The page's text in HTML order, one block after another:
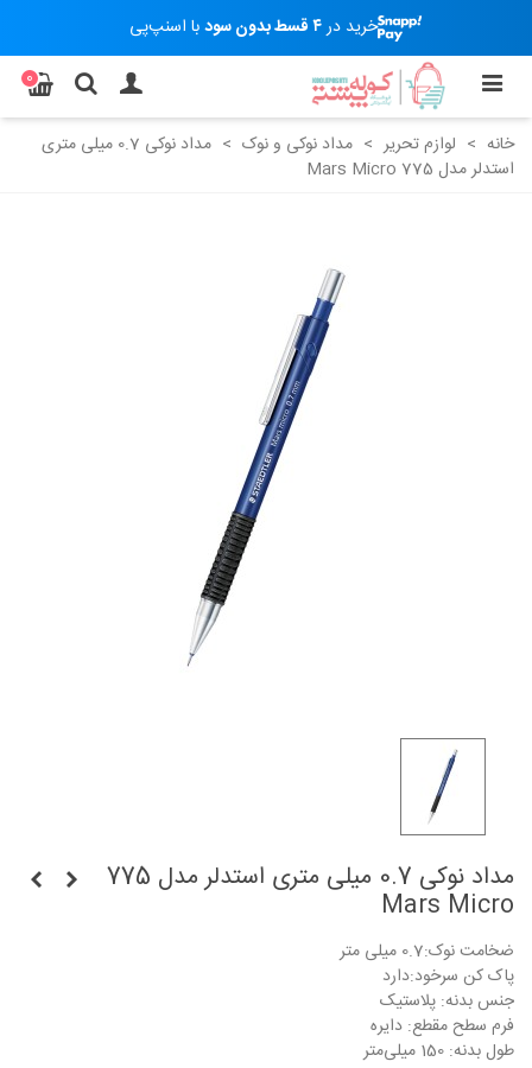
خرید در۴ قسط بدون سود با اسنپ‌پی
0
خانه > لوازم تحریر > مداد نوکی و نوک >
مداد نوکی 0.7 میلی متری
استدلر مدل 775 Mars Micro
مداد نوکی 0.7 میلی متری استدلر مدل 775
Mars Micro
ضخامت نوک:0.7 میلی متر
پاک کن سرخود:دارد
جنس بدنه: پلاستیک
فرم سطح مقطع: دایره
طول بدنه: 150 میلی‌متر